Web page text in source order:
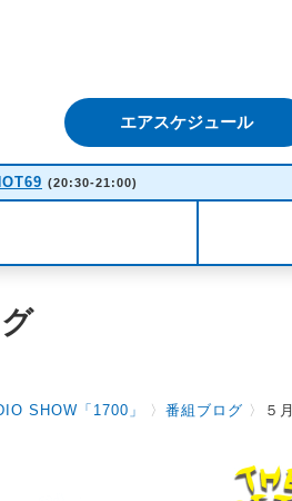
エアスケジュール
(20:30-21:00)
SHOW「1700」 〉 番組ブログ 〉 ５